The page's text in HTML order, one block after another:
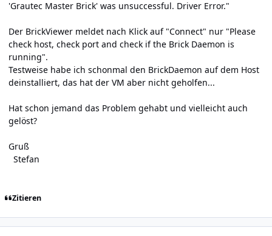
'Grautec Master Brick' was unsuccessful. Driver Error."
Der BrickViewer meldet nach Klick auf "Connect" nur "Please
check host, check port and check if the Brick Daemon is
running".
Testweise habe ich schonmal den BrickDaemon auf dem Host
deinstalliert, das hat der VM aber nicht geholfen...
Hat schon jemand das Problem gehabt und vielleicht auch
gelöst?
Gruß
Stefan
Zitieren